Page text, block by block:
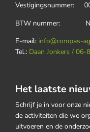
Vestigingsnummer:
BTW nummer:
E-mail: info@compas-
Tel.: Daan Jonkers / 06-
Het laatste
Schrijf je in voor onze
de activiteiten die we
uitvoeren en de